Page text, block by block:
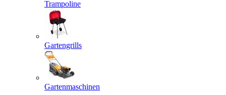
Trampoline
Gartengrills
Gartenmaschinen